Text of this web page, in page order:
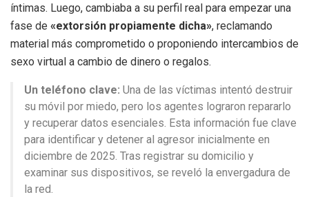
íntimas. Luego, cambiaba a su perfil real para empezar una
fase de «extorsión propiamente dicha», reclamando
material más comprometido o proponiendo intercambios de
sexo virtual a cambio de dinero o regalos.
Un teléfono clave: Una de las víctimas intentó destruir
su móvil por miedo, pero los agentes lograron repararlo
y recuperar datos esenciales. Esta información fue clave
para identificar y detener al agresor inicialmente en
diciembre de 2025. Tras registrar su domicilio y
examinar sus dispositivos, se reveló la envergadura de
la red.